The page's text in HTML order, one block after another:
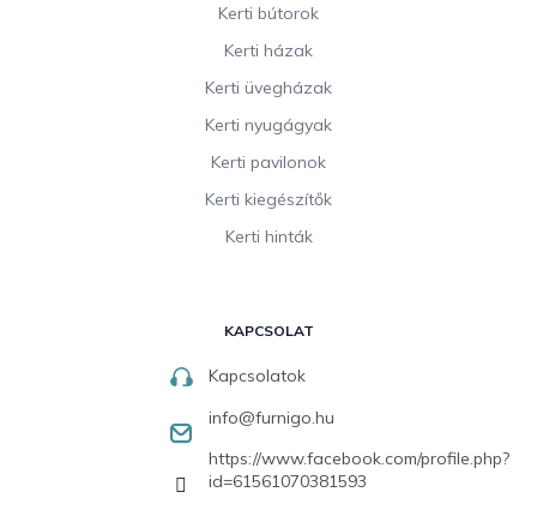
Kerti bútorok
Kerti házak
Kerti üvegházak
Kerti nyugágyak
Kerti pavilonok
Kerti kiegészítők
Kerti hinták
KAPCSOLAT
Kapcsolatok
info@furnigo.hu
https://www.facebook.com/profile.php?
id=61561070381593